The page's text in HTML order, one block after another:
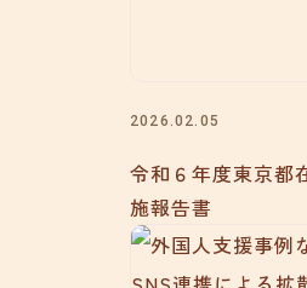
2026.02.05
令和６年度東京都
施報告書